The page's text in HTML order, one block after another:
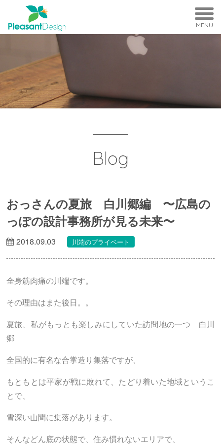
MENU
Blog
おっさんの夏旅 白川郷編 〜広島の
っぽの設計事務所が見る未来〜
2018.09.03 川端のプライベート
全身筋肉痛の川端です。
その理由はまた後日。。
夏旅、私がもっとも楽しみにしていた訪問地の一つ 白川
郷
全国的に有名な合掌造り集落ですが、
もともとは平家が戦に敗れて、たどり着いた地域というこ
とで、
雪深い山間に集落があります。
そんなどん底の状態で、住み慣れないエリアで、